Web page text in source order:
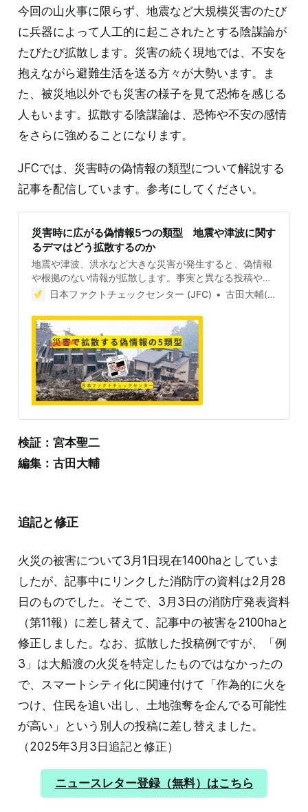
今回の山火事に限らず、地震など大規模災害のたび
に兵器によって人工的に起こされたとする陰謀論が
たびたび拡散します。災害の続く現地では、不安を
抱えながら避難生活を送る方々が大勢います。ま
た、被災地以外でも災害の様子を見て恐怖を感じる
人もいます。拡散する陰謀論は、恐怖や不安の感情
をさらに強めることになります。
JFCでは、災害時の偽情報の類型について解説する
記事を配信しています。参考にしてください。
災害時に広がる偽情報5つの類型 地震や津波に関す
るデマはどう拡散するのか
地震や津波、洪水など大きな災害が発生すると、偽情報
や根拠のない情報が拡散します。事実と異なる投稿や不
確かな救助要請は、本当に助けを必要としている人たち
拡散しがちな偽情報・誤情報のパターンを知って、支援
を妨げないようにしましょう。 災害時の偽情報の5類型
実際と異なる被害投稿 災害時に最も多く見られるのが、
偽の被害報告だ。2024年1月1日の能登半島地震では、
2011年の東日本大震災の津波の映像を使って、まるで能
登半島地震の被害のように投稿する事例が相次いだ（例
1、例2、例3、例4、例5 、例6）。 例2と例3を投稿した
い怒鳴ってる！危機感の伝わってくるアナウンスなので
北陸新潟能登半島の方逃げてください」と書かれてい
る。投稿内容をコピーしたと見られる。 例5の投稿は
日本ファクトチェックセンター (JFC) 古田大輔(Daisuke Furuta)
検証：宮本聖二
編集：古田大輔
追記と修正
火災の被害について3月1日現在1400haとしていま
したが、記事中にリンクした消防庁の資料は2月28
日のものでした。そこで、3月3日の消防庁発表資料
（第11報）に差し替えて、記事中の被害を2100haと
修正しました。なお、拡散した投稿例ですが、「例
3」は大船渡の火災を特定したものではなかったの
で、スマートシティ化に関連付けて「作為的に火を
つけ、住民を追い出し、土地強奪を企んでる可能性
が高い」という別人の投稿に差し替えました。
（2025年3月3日追記と修正）
ニュースレター登録（無料）はこちら